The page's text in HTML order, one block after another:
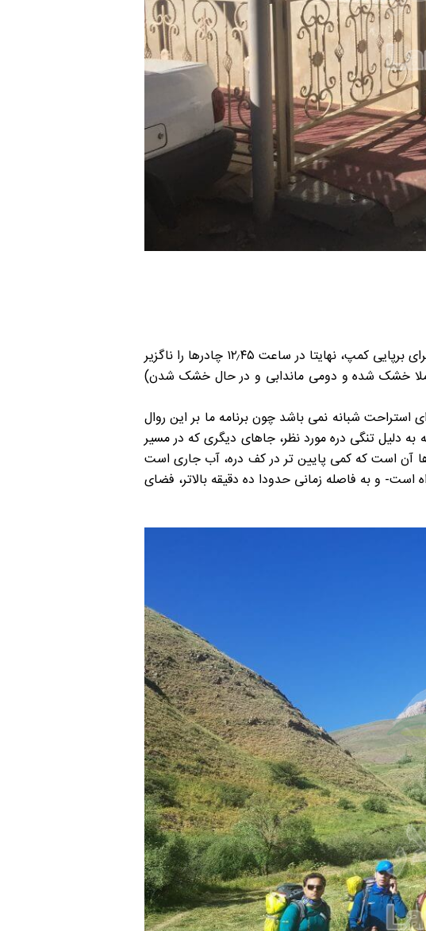
با احتساب ده دقیقه استراحت در ارتفاع ۳۳۴۰ متر و کمی معطلی برای جست و جوی جای مناسب برای برپایی کمپ، نهایتا در ساعت ۱۲٫۴۵ چادرها را ناگزیر
(اولی کاملا خشک شده و دومی ماندابی و در حال خشک شدن)
استراحت شبانه نمی باشد چون برنامه ما بر این روال
دلیل تنگی دره مورد نظر، جاهای دیگری که در مسیر
آن است که کمی پایین تر در کف دره، آب جاری است
است- و به فاصله زمانی حدودا ده دقیقه بالاتر، فضای